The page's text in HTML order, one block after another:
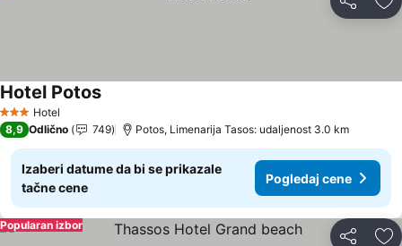
Deli
3 Zvezdice
Hotel
Hotel PotosPogledaj cene
8,9 Odlično 749 Potos, Limenarija Tasos: udaljenost 3.0 km
Izaberi datume da bi se prikazale
tačne cene
Pogledaj cene
Popularan izbor